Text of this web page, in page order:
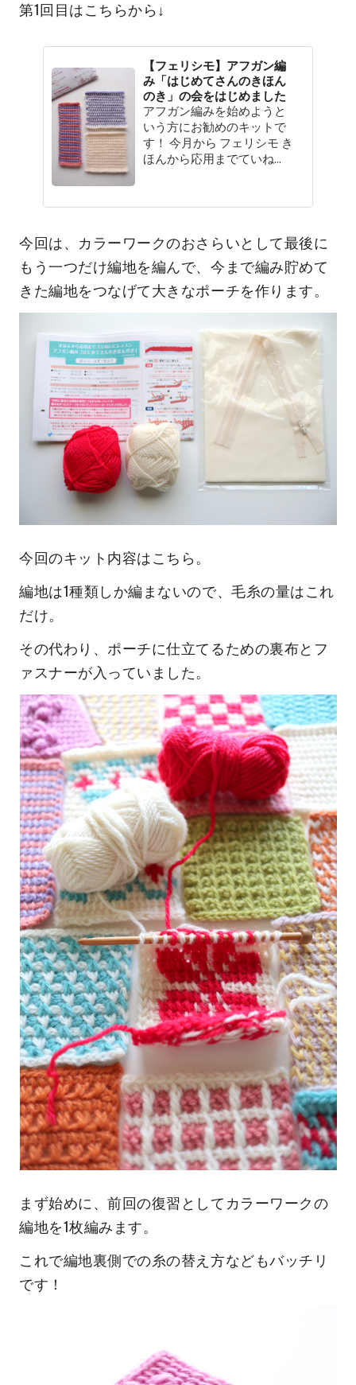
第1回目はこちらから↓
【フェリシモ】アフガン編
み「はじめてさんのきほん
のき」の会をはじめました
アフガン編みを始めようと
いう方にお勧めのキットで
す！ 今月から フェリシモ き
ほんから応用までていね...
今回は、カラーワークのおさらいとして最後に
もう一つだけ編地を編んで、今まで編み貯めて
きた編地をつなげて大きなポーチを作ります。
今回のキット内容はこちら。
編地は1種類しか編まないので、毛糸の量はこれ
だけ。
その代わり、ポーチに仕立てるための裏布とフ
ァスナーが入っていました。
まず始めに、前回の復習としてカラーワークの
編地を1枚編みます。
これで編地裏側での糸の替え方などもバッチリ
です！